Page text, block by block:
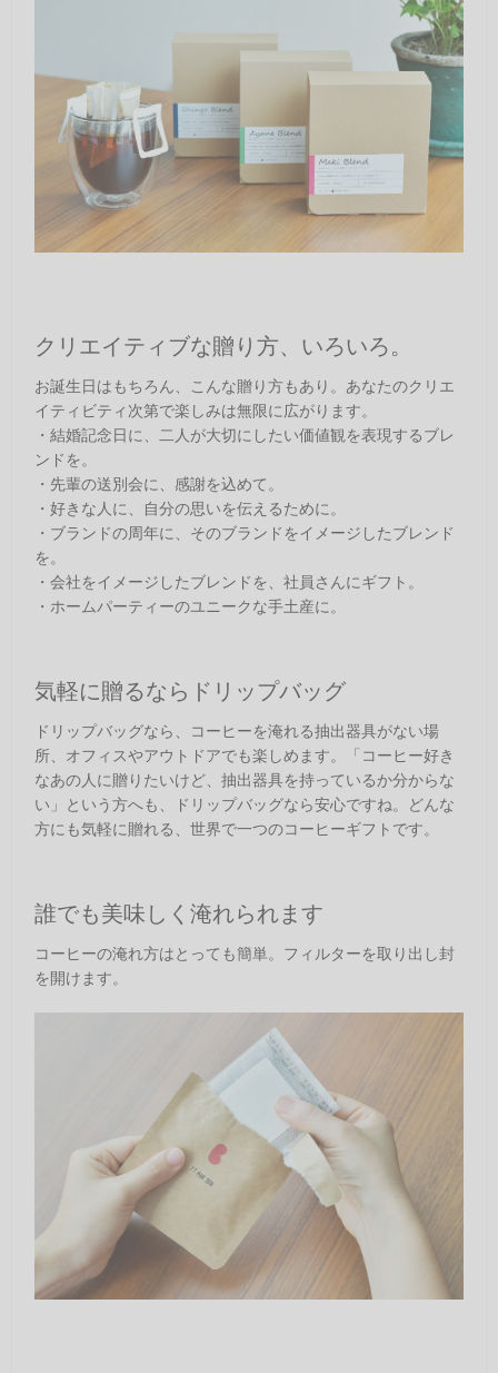
クリエイティブな贈り方、いろいろ。
お誕生日はもちろん、こんな贈り方もあり。あなたのクリエ
イティビティ次第で楽しみは無限に広がります。
・結婚記念日に、二人が大切にしたい価値観を表現するブレ
ンドを。
・先輩の送別会に、感謝を込めて。
・好きな人に、自分の思いを伝えるために。
・ブランドの周年に、そのブランドをイメージしたブレンド
を。
・会社をイメージしたブレンドを、社員さんにギフト。
・ホームパーティーのユニークな手土産に。
気軽に贈るならドリップバッグ
ドリップバッグなら、コーヒーを淹れる抽出器具がない場
所、オフィスやアウトドアでも楽しめます。「コーヒー好き
なあの人に贈りたいけど、抽出器具を持っているか分からな
い」という方へも、ドリップバッグなら安心ですね。どんな
方にも気軽に贈れる、世界で一つのコーヒーギフトです。
誰でも美味しく淹れられます
コーヒーの淹れ方はとっても簡単。フィルターを取り出し封
を開けます。